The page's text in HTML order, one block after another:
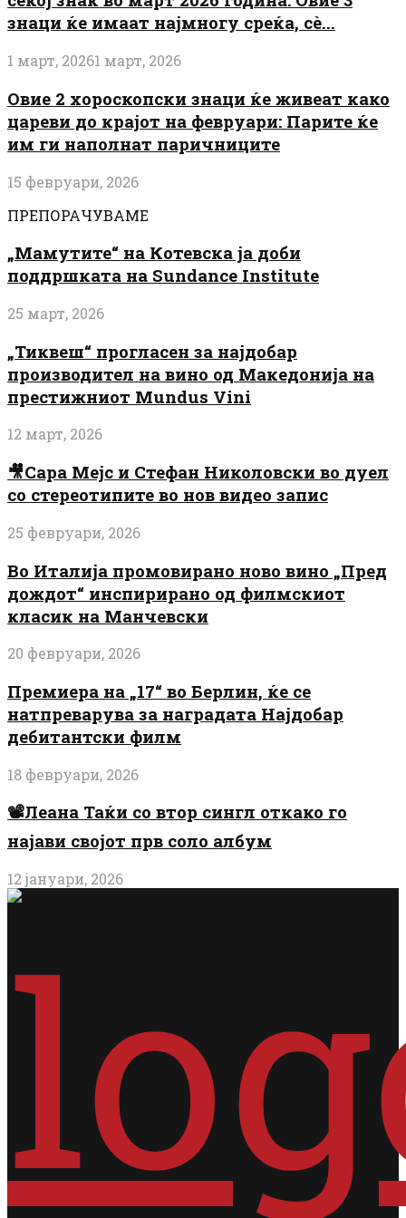
знаци ќе имаат најмногу среќа, сè...
1 март, 20261 март, 2026
Овие 2 хороскопски знаци ќе живеат како
цареви до крајот на февруари: Парите ќе
им ги наполнат паричниците
15 февруари, 2026
ПРЕПОРАЧУВАМЕ
„Мамутите“ на Котевска ја доби
поддршката на Sundance Institute
25 март, 2026
„Тиквеш“ прогласен за најдобар
производител на вино од Македонија на
престижниот Mundus Vini
12 март, 2026
🎥Сара Мејс и Стефан Николовски во дуел
со стереотипите во нов видео запис
25 февруари, 2026
Во Италија промовирано ново вино „Пред
дождот“ инспирирано од филмскиот
класик на Манчевски
20 февруари, 2026
Премиера на „17“ во Берлин, ќе се
натпреварува за наградата Најдобар
дебитантски филм
18 февруари, 2026
📽️Леана Таќи со втор сингл откако го
најави својот прв соло албум
12 јануари, 2026